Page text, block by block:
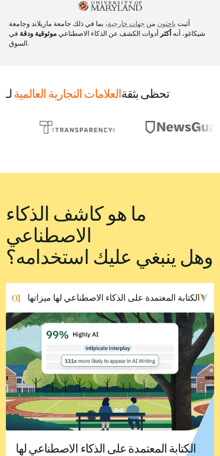
أثبت باحثون من جهات خارجية، بما في ذلك جامعة ماريلاند وجامعة
شيكاغو، أنه أكثر أدوات الكشف عن الذكاء الاصطناعي موثوقية ودقة في
السوق.
تحظى بثقة العلامات التجارية العالمية لـ
ما هوكاشف الذكاء
الاصطناعي
وهل ينبغي عليك استخدامه؟
01 الكتابة المعتمدة على الذكاء الاصطناعي لها ميزاتها
الكتابة المعتمدة على الذكاء الاصطناعي لها